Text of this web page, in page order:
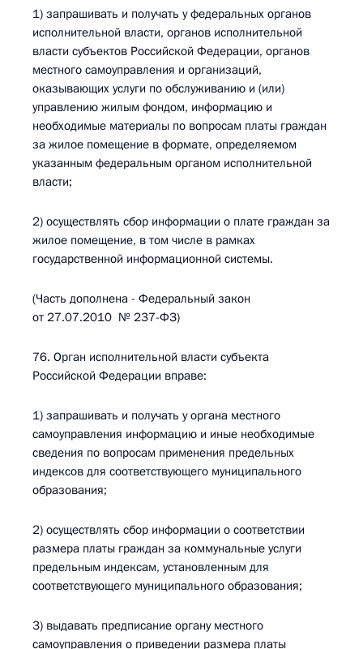
1) запрашивать и получать у федеральных органов
исполнительной власти, органов исполнительной
власти субъектов Российской Федерации, органов
местного самоуправления и организаций,
оказывающих услуги по обслуживанию и (или)
управлению жилым фондом, информацию и
необходимые материалы по вопросам платы граждан
за жилое помещение в формате, определяемом
указанным федеральным органом исполнительной
власти;
2) осуществлять сбор информации о плате граждан за
жилое помещение, в том числе в рамках
государственной информационной системы.
(Часть дополнена - Федеральный закон
от 27.07.2010 № 237-ФЗ)
76. Орган исполнительной власти субъекта
Российской Федерации вправе:
1) запрашивать и получать у органа местного
самоуправления информацию и иные необходимые
сведения по вопросам применения предельных
индексов для соответствующего муниципального
образования;
2) осуществлять сбор информации о соответствии
размера платы граждан за коммунальные услуги
предельным индексам, установленным для
соответствующего муниципального образования;
3) выдавать предписание органу местного
самоуправления о приведении размера платы